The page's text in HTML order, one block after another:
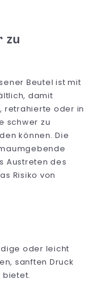
zu
Beutel ist mit
damit
retrahierte oder in
schwer zu
können. Die
Austreten des
Risiko von
oder leicht
sanften Druck
bietet.